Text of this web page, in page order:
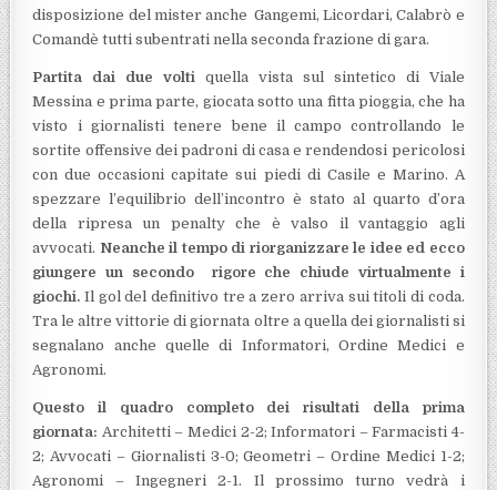
disposizione del mister anche Gangemi, Licordari, Calabrò e
Comandè tutti subentrati nella seconda frazione di gara.
Partita dai due volti quella vista sul sintetico di Viale
Messina e prima parte, giocata sotto una fitta pioggia, che ha
visto i giornalisti tenere bene il campo controllando le
sortite offensive dei padroni di casa e rendendosi pericolosi
con due occasioni capitate sui piedi di Casile e Marino. A
spezzare l’equilibrio dell’incontro è stato al quarto d’ora
della ripresa un penalty che è valso il vantaggio agli
avvocati. Neanche il tempo di riorganizzare le idee ed ecco
giungere un secondo rigore che chiude virtualmente i
giochi. Il gol del definitivo tre a zero arriva sui titoli di coda.
Tra le altre vittorie di giornata oltre a quella dei giornalisti si
segnalano anche quelle di Informatori, Ordine Medici e
Agronomi.
Questo il quadro completo dei risultati della prima
giornata: Architetti – Medici 2-2; Informatori – Farmacisti 4-
2; Avvocati – Giornalisti 3-0; Geometri – Ordine Medici 1-2;
Agronomi – Ingegneri 2-1. Il prossimo turno vedrà i